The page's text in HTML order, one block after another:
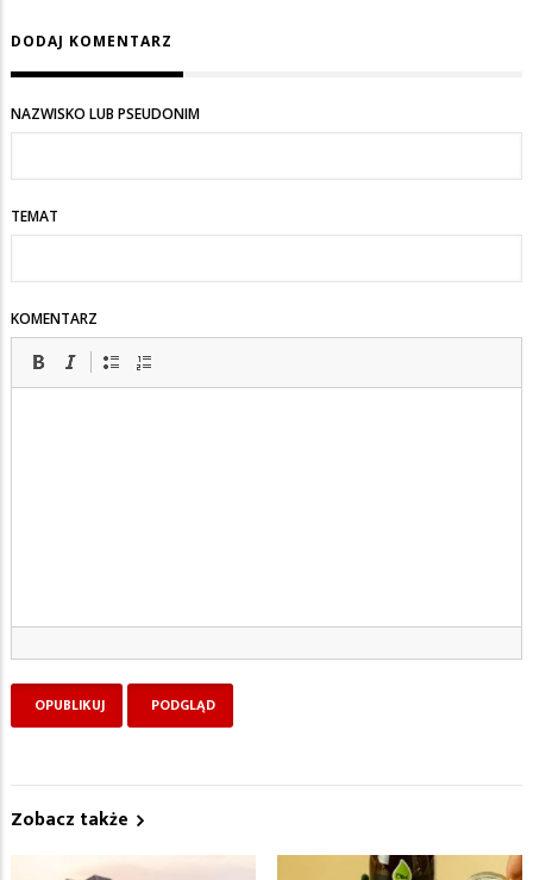
DODAJ KOMENTARZ
NAZWISKO LUB PSEUDONIM
TEMAT
KOMENTARZ
Zobacz także